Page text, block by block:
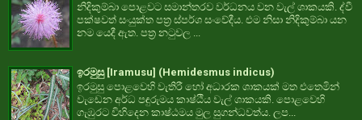
නිදිකුම්බා පොළවට සමාන්තරව වර්ධනය වන වැල් ශාකයකි. ද්වී
පක්ෂවත් සංයුක්ත පත්‍ර ස්පර්ශ සංවේදීය. එම නිසා නිදිකුම්බා යන
නම යෙදී ඇත. පත්‍ර නටුවල ...
ඉරමුසු [Iramusu] (Hemidesmus indicus)
ඉරමුසු පොළවෙහි වැතිරී හෝ අධාරක ශාකයක් මත එතෙමින්
වැඩෙන අර්ධ පඳුරුමය කාෂ්ඨීය වැල් ශාකයකි. පොළවෙහි
ගැඹුරට විහිදෙන කාෂ්ඨමය මුල සුගන්ධවත්ය. ලප...